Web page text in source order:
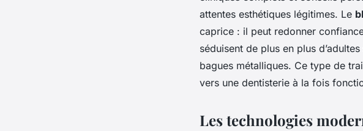
attentes esthétiques légitimes. Le
caprice : il peut redonner
séduisent de plus en plus
bagues métalliques. Ce type de
vers une dentisterie à la fois
Les technologies